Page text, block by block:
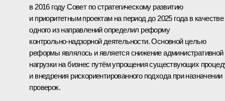
в 2016 году Совет по стратегическому развитию
и приоритетным проектам на период до 2025 года в качестве
одного из направлений определил реформу
контрольно‑надзорной деятельности. Основной целью
реформы являлось и является снижение административной
нагрузки на бизнес путём упрощения существующих
и внедрения рискориентированного подхода при назначении
проверок.